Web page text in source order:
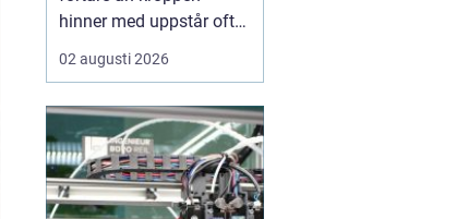
hinner med uppstår ofta
spänningar, oro och
trötthet som inte går att
Många börjar då söka
efter metoder som kan
skapa lugn på djupet,
inte bara i tankarna utan
02 augusti 2026